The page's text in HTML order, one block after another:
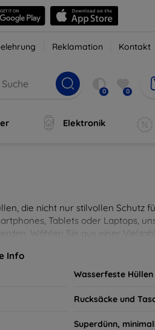
Reklamation Kontakt
0 0
Elektronik
die nicht nur stilvollen Schutz
Tablets oder Laptops,
Wählen Sie aus einer
Info
Wasserfeste Hüllen
Rucksäcke und
Superdünn,